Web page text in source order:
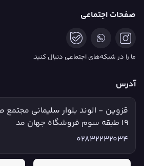
صفحات اجتماعی
ما را در شبکه‌های اجتماعی دنبال کنید.
آدرس
قزوین - الوند بلوار سلیمانی
۱۹ طبقه سوم فروشگاه جهان مد
02832232034